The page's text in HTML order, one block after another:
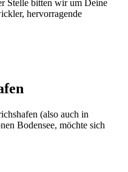
Stelle bitten wir um Deine
hervorragende
(also auch in
Bodensee, möchte sich